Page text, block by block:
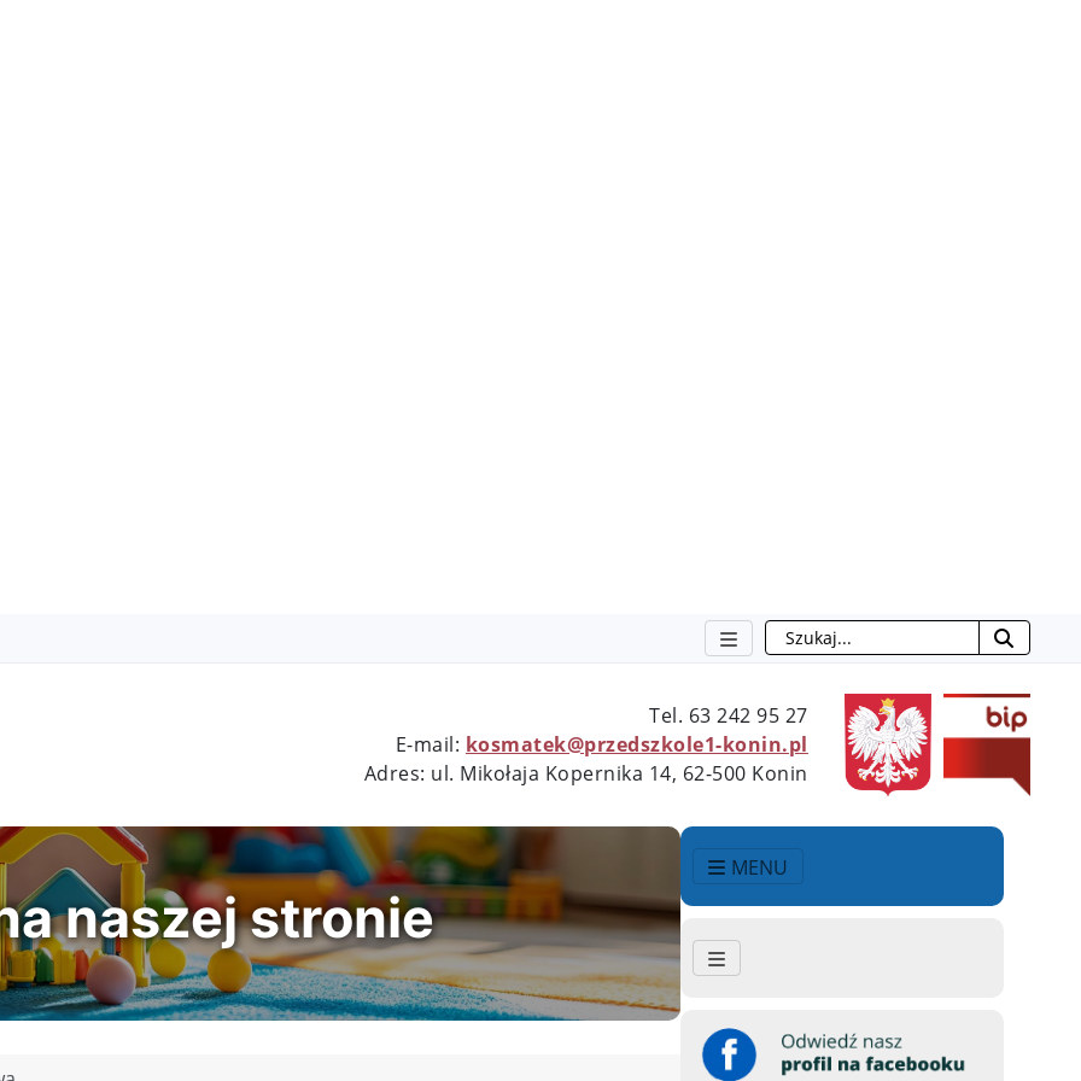
Szukaj
Tel. 63 242 95 27
E-mail: kosmatek@przedszkole1-konin.pl
Adres: ul. Mikołaja Kopernika 14, 62-500 Konin
MENU
naszej stronie